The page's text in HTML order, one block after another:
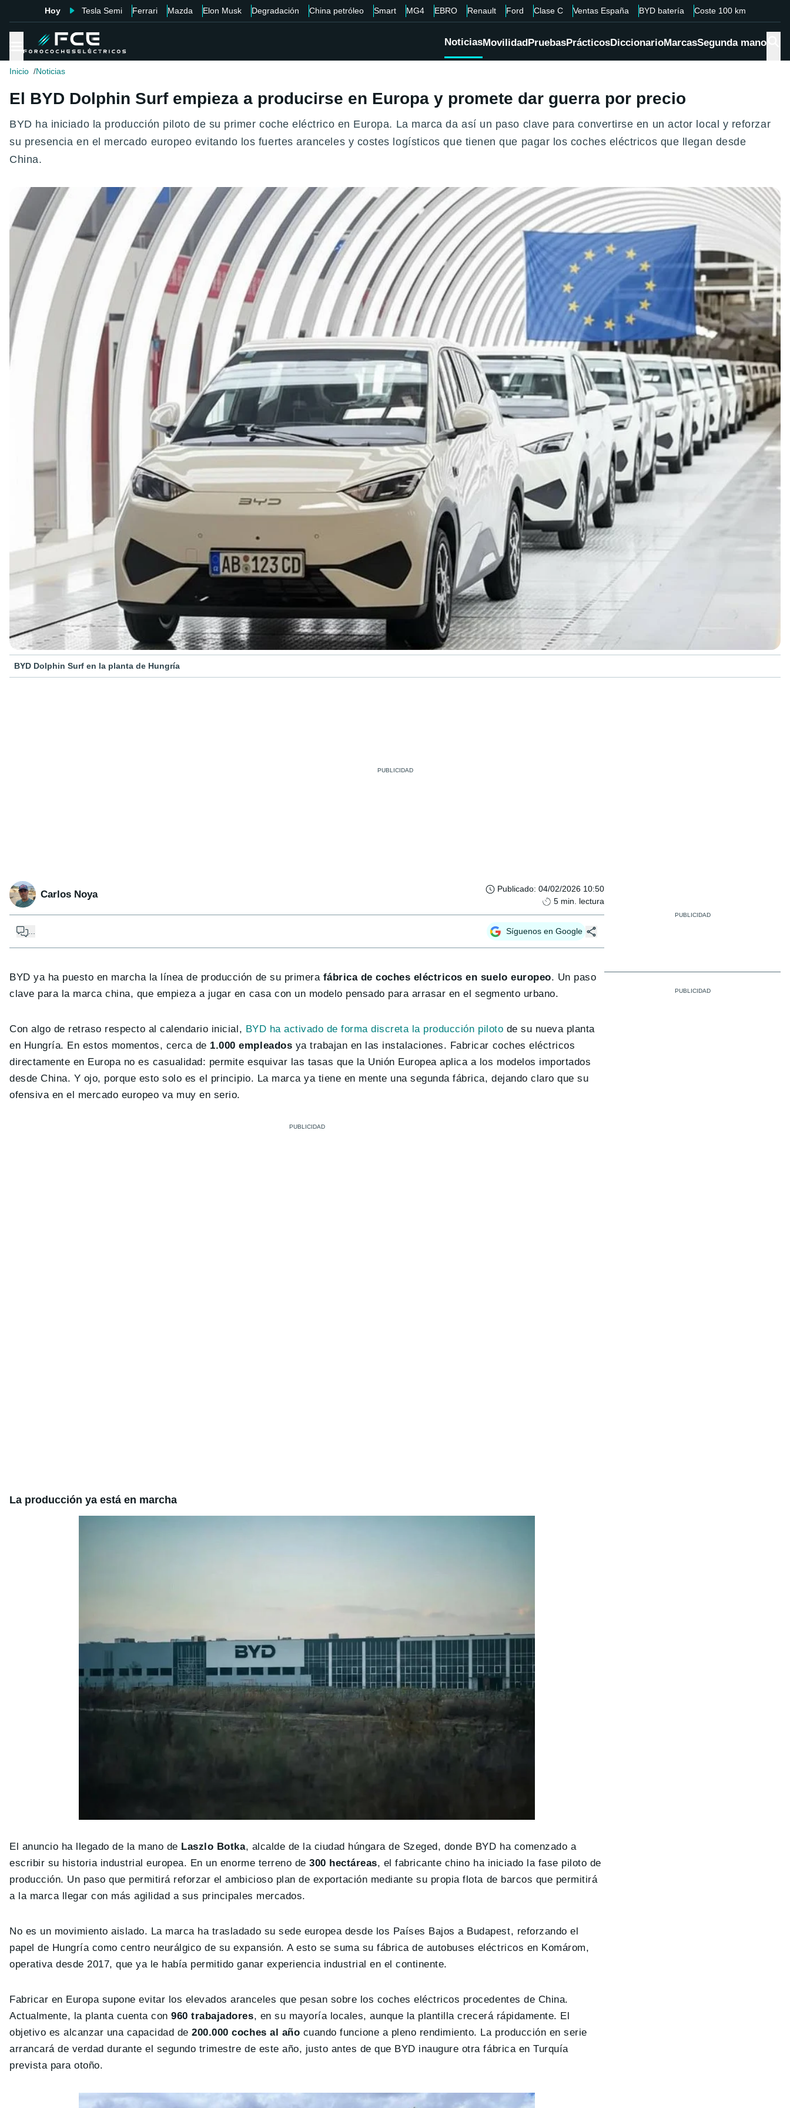
Hoy Tesla Semi Ferrari Mazda Elon Musk Degradación China petróleo Smart MG4 EBRO Renault Ford Clase C Ventas España BYD batería Coste 100 km
NoticiasMovilidadPruebasPrácticosDiccionarioMarcasSegunda mano
Inicio Noticias
El BYD Dolphin Surf empieza a producirse en Europa y promete dar guerra por precio
BYD ha iniciado la producción piloto de su primer coche eléctrico en Europa. La marca da así un paso clave para convertirse en un actor local y reforzar
su presencia en el mercado europeo evitando los fuertes aranceles y costes logísticos que tienen que pagar los coches eléctricos que llegan desde
China.
BYD Dolphin Surf en la planta de Hungría
Carlos Noya Publicado: 04/02/2026 10:50
5 min. lectura
... Síguenos en Google
BYD ya ha puesto en marcha la línea de producción de su primerafábrica de coches eléctricos en suelo europeo. Un paso
clave para la marca china, que empieza a jugar en casa con un modelo pensado para arrasar en el segmento urbano.
Con algo de retraso respecto al calendario inicial, BYD ha activado de forma discreta la producción piloto de su nueva planta
en Hungría. En estos momentos, cerca de 1.000 empleados ya trabajan en las instalaciones. Fabricar coches eléctricos
directamente en Europa no es casualidad: permite esquivar las tasas que la Unión Europea aplica a los modelos importados
desde China. Y ojo, porque esto solo es el principio. La marca ya tiene en mente una segunda fábrica, dejando claro que su
ofensiva en el mercado europeo va muy en serio.
La producción ya está en marcha
El anuncio ha llegado de la mano de Laszlo Botka, alcalde de la ciudad húngara de Szeged, donde BYD ha comenzado a
escribir su historia industrial europea. En un enorme terreno de300 hectáreas, el fabricante chino ha iniciado la fase piloto de
producción. Un paso que permitirá reforzar el ambicioso plan de exportación mediante su propia flota de barcos que permitirá
a la marca llegar con más agilidad a sus principales mercados.
No es un movimiento aislado. La marca ha trasladado su sede europea desde los Países Bajos a Budapest, reforzando el
papel de Hungría como centro neurálgico de su expansión. A esto se suma su fábrica de autobuses eléctricos en Komárom,
operativa desde 2017, que ya le había permitido ganar experiencia industrial en el continente.
Fabricar en Europa supone evitar los elevados aranceles que pesan sobre los coches eléctricos procedentes de China.
Actualmente, la planta cuenta con960 trabajadores, en su mayoría locales, aunque la plantilla crecerá rápidamente. El
objetivo es alcanzar una capacidad de200.000 coches al año cuando funcione a pleno rendimiento. La producción en serie
arrancará de verdad durante el segundo trimestre de este año, justo antes de que BYD inaugure otra fábrica en Turquía
prevista para otoño.